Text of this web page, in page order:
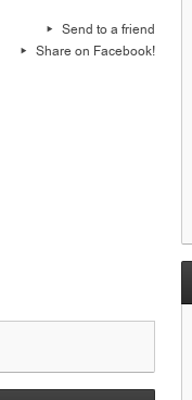
Send to a friend
Share on Facebook!